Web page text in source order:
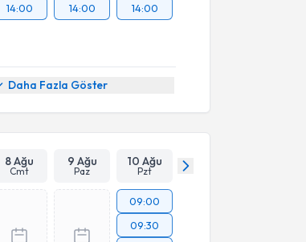
14:00
14:00
14:00
Daha Fazla Göster
8 Ağu
Cmt
9 Ağu
Paz
10 Ağu
Pzt
09:00
09:30